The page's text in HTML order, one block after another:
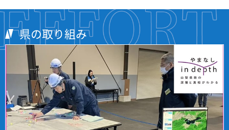
県の取り組み